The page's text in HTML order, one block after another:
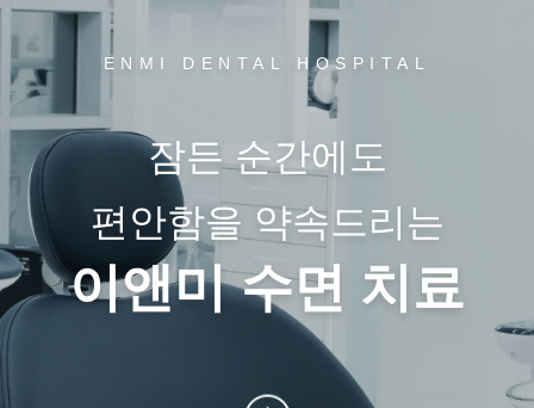
ENMI DENTAL HOSPITAL
잠든 순간에도
편안함을 약속드리는
이앤미 수면 치료